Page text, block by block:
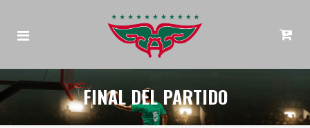
FINAL DEL PARTIDO